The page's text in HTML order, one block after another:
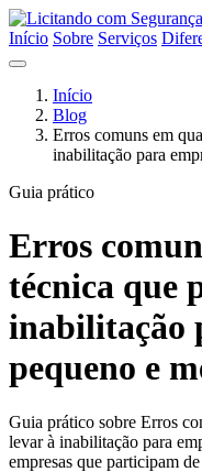
Início Sobre Serviços
Início
Blog
Erros comuns em
inabilitação para
Guia prático
Erros
técnica que
inabilitação
pequeno e
Guia prático sobre Erros
levar à inabilitação para
empresas que participam